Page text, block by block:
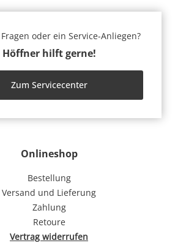
Onlineshop
Bestellung
Versand und Lieferung
Zahlung
Retoure
Vertrag widerrufen
oder ein Service-Anliegen?
Höffner hilft gerne!
Zum Servicecenter